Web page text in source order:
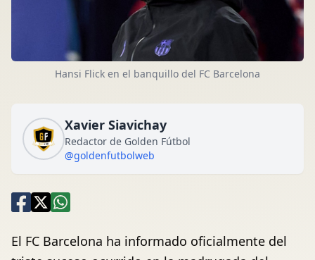
Hansi Flick en el banquillo del FC Barcelona
Xavier Siavichay
Redactor de Golden Fútbol
@goldenfutbolweb
El FC Barcelona ha informado oficialmente del